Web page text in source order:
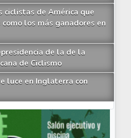
ciclistas de América que
los más ganadores en
de la de la
de Ciclismo
luce en Inglaterra con